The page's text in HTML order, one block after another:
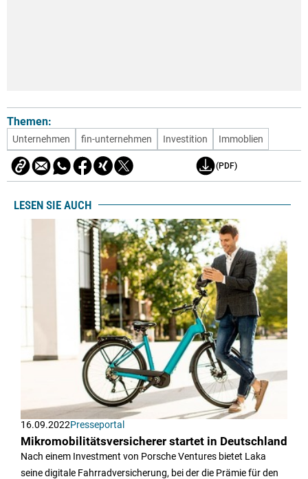
Themen:
Unternehmen fin-unternehmen Investition Immoblien
(PDF)
LESEN SIE AUCH
16.09.2022Presseportal
Mikromobilitätsversicherer startet in Deutschland
Nach einem Investment von Porsche Ventures bietet Laka
seine digitale Fahrradversicherung, bei der die Prämie für den